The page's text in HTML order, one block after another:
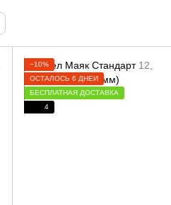
−10%
ОСТАЛОСЬ 6 ДНЕЙ
БЕСПЛАТНАЯ ДОСТАВКА
4